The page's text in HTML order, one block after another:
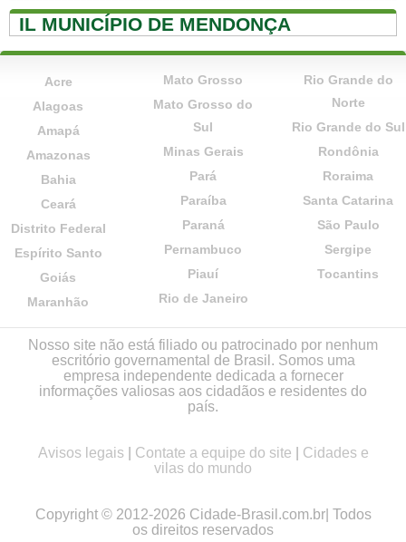
IL MUNICÍPIO DE MENDONÇA
Acre
Alagoas
Amapá
Amazonas
Bahia
Ceará
Distrito Federal
Espírito Santo
Goiás
Maranhão
Mato Grosso
Mato Grosso do
Sul
Minas Gerais
Pará
Paraíba
Paraná
Pernambuco
Piauí
Rio de Janeiro
Rio Grande do
Norte
Rio Grande do Sul
Rondônia
Roraima
Santa Catarina
São Paulo
Sergipe
Tocantins
Nosso site não está filiado ou patrocinado por nenhum
escritório governamental de Brasil. Somos uma
empresa independente dedicada a fornecer
informações valiosas aos cidadãos e residentes do
país.
Avisos legais Contate a equipe do site
Cidades e
vilas do mundo
Copyright © 2012-2026 Cidade-Brasil.com.br| Todos
os direitos reservados